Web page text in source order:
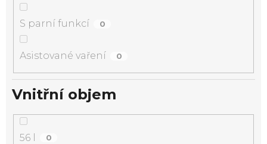
S parní funkcí 0
Asistované vaření 0
Vnitřní objem
56 l 0